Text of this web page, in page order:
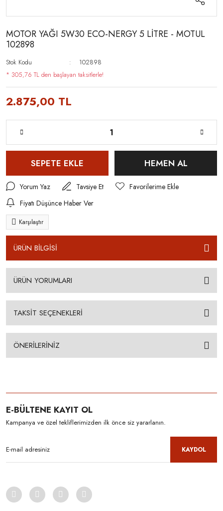
MOTOR YAĞI 5W30 ECO-NERGY 5 LİTRE - MOTUL
102898
Stok Kodu
102898
* 305,76 TL den başlayan taksitlerle!
2.875,00 TL
SEPETE EKLE HEMEN AL
Yorum Yaz
Tavsiye Et
Fiyatı Düşünce Haber Ver
Karşılaştır
ÜRÜN BİLGİSİ
ÜRÜN YORUMLARI
TAKSİT SEÇENEKLERİ
ÖNERİLERİNİZ
E-BÜLTENE KAYIT OL
Kampanya ve özel tekliflerimizden ilk önce siz yararlanın.
KAYDOL